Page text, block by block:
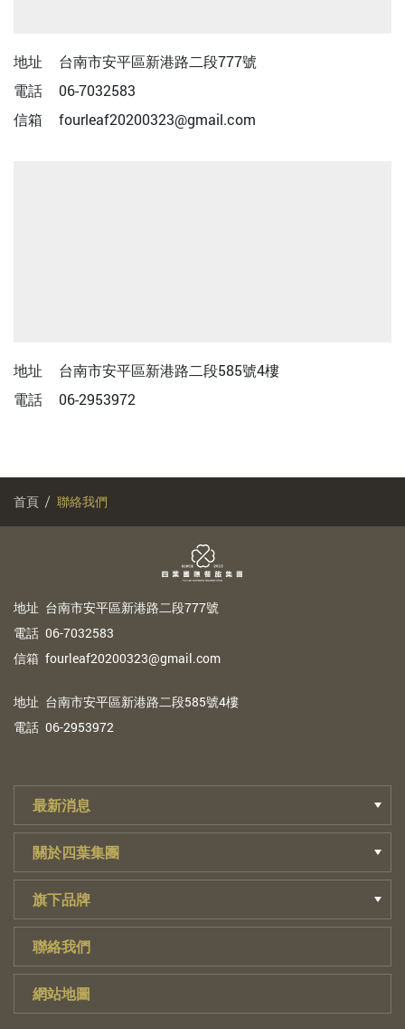
地址
台南市安平區新港路二段777號
電話
06-7032583
信箱
fourleaf20200323@gmail.com
地址
台南市安平區新港路二段585號4樓
電話
06-2953972
首頁 聯絡我們
地址 台南市安平區新港路二段777號
電話 06-7032583
信箱 fourleaf20200323@gmail.com
地址 台南市安平區新港路二段585號4樓
電話 06-2953972
最新消息
關於四葉集團
旗下品牌
聯絡我們
網站地圖